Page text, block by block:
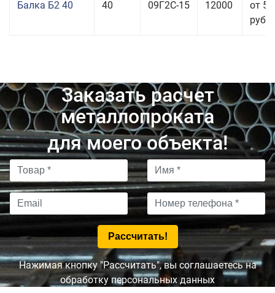
Балка Б2 40 40 09Г2С-15 12000
от
руб.
Заказать расчет
металлопроката
для моего объекта!
Нажимая кнопку "Рассчитать", вы соглашаетесь на
обработку персональных данных